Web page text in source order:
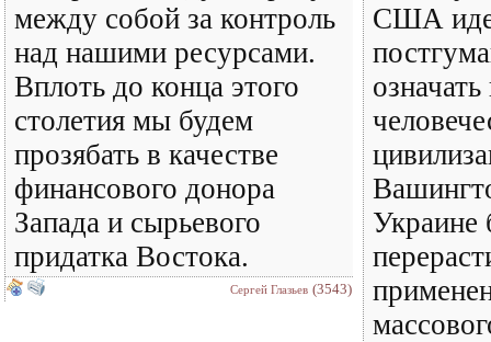
между собой за контроль
над нашими ресурсами.
Вплоть до конца этого
столетия мы будем
прозябать в качестве
финансового донора
Запада и сырьевого
придатка Востока.
Сергей Глазьев (3543)
США
Украине